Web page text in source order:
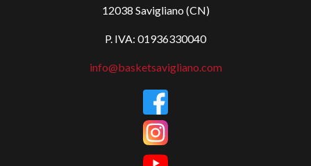
12038 Savigliano (CN)
P. IVA: 01936330040
info@basketsavigliano.com